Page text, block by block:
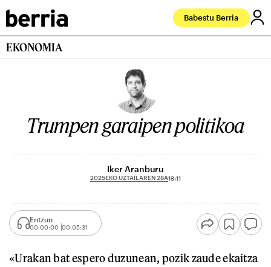
Babestu Berria
EKONOMIA
Trumpen garaipen politikoa
Iker Aranburu
2025EKO UZTAILAREN 28A13:11
Entzun
00:00:00 00:05:31
«Urakan bat espero duzunean, pozik zaude ekaitza